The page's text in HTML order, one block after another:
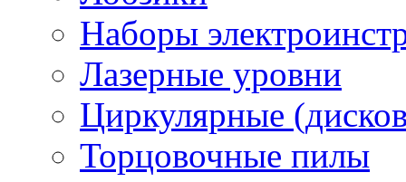
Наборы
Лазерные уровни
Циркулярные
Торцовочные пилы